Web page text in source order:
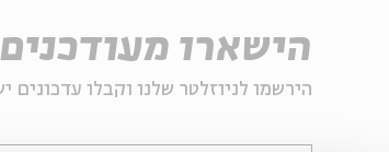
הישארו מעודכנים
הירשמו לניוזלטר שלנו וקבלו עדכונים